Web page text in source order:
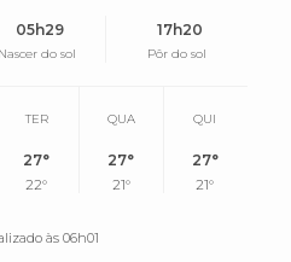
05h29
Nascer do sol
17h20
Pôr do sol
TER
27°
22°
QUA
27°
21°
QUI
27°
21°
às 06h01